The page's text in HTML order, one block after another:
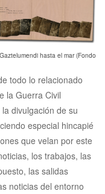
hasta el mar (Fondo
todo lo relacionado
la Guerra Civil
divulgación de su
especial hincapié
que velan por este
los trabajos, las
las salidas
noticias del entorno